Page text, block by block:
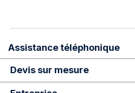
Assistance téléphonique
Devis sur mesure